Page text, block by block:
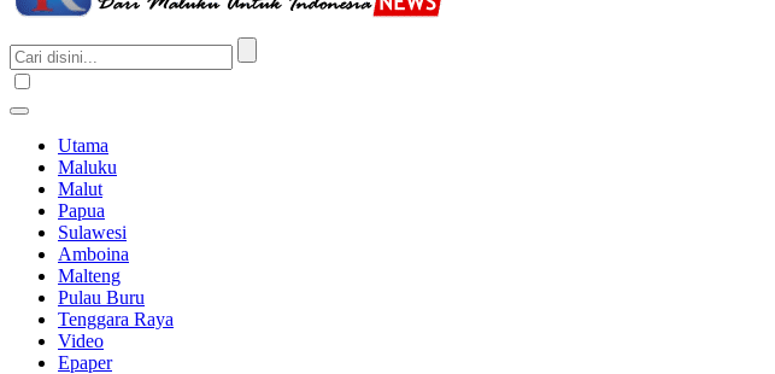
Utama
Maluku
Malut
Papua
Sulawesi
Amboina
Malteng
Pulau Buru
Tenggara Raya
Video
Epaper